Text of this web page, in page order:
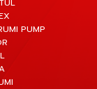
PUMP